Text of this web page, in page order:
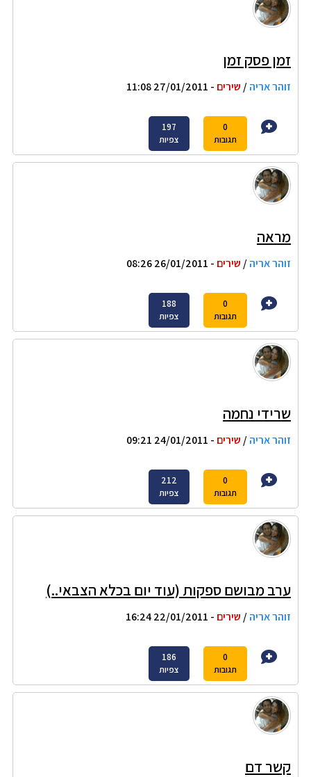
זמן פסק זמן
זוהר אריה/ שירים - 27/01/2011 11:08
0
תגובות
197
צפיות
מראה
זוהר אריה/ שירים - 26/01/2011 08:26
0
תגובות
188
צפיות
שרידי נחמה
זוהר אריה/ שירים - 24/01/2011 09:21
0
תגובות
212
צפיות
ערב מבושם ספקות (עוד יום בכלא הצבאי..)
זוהר אריה/ שירים - 22/01/2011 16:24
0
תגובות
186
צפיות
קשר דם